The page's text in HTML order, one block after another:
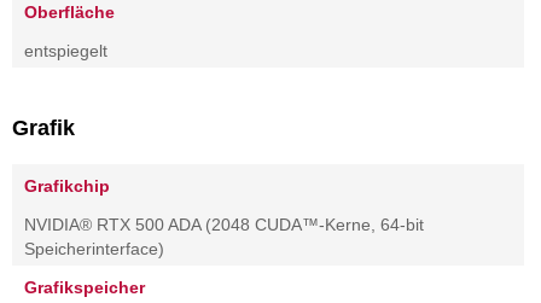
Oberfläche
entspiegelt
Grafik
Grafikchip
NVIDIA® RTX 500 ADA (2048 CUDA™-Kerne, 64-bit
Speicherinterface)
Grafikspeicher